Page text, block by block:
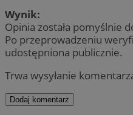
Wynik:
Opinia została pomyślnie
Po przeprowadzeniu
udostępniona publicznie.
Trwa wysyłanie
Dodaj komentarz